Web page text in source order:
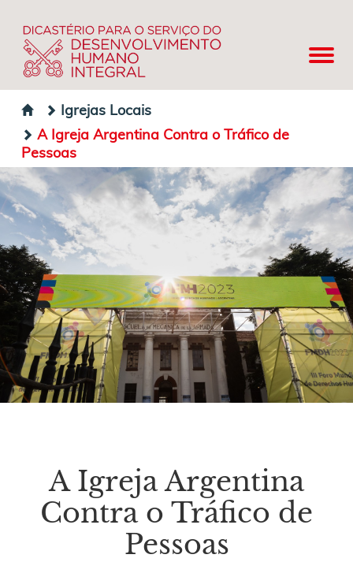
Igrejas Locais
A Igreja Argentina Contra o Tráfico de
Pessoas
A Igreja Argentina
Contra o Tráfico de
Pessoas